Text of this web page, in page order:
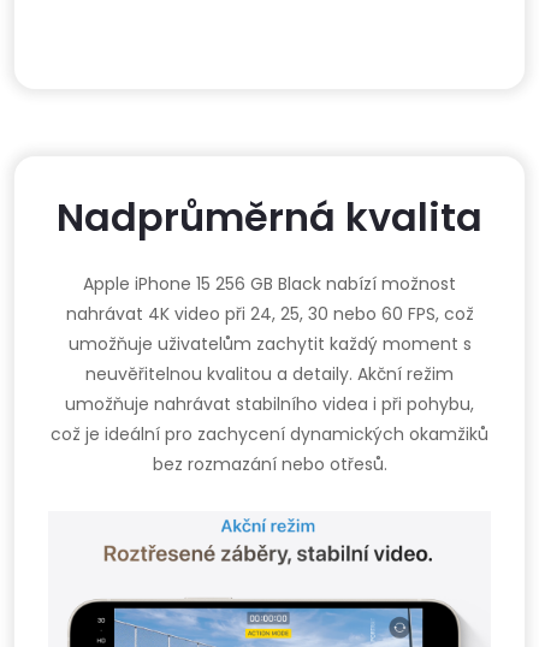
Nadprůměrná kvalita
Apple iPhone 15 256 GB Black nabízí možnost
nahrávat 4K video při 24, 25, 30 nebo 60 FPS, což
umožňuje uživatelům zachytit každý moment s
neuvěřitelnou kvalitou a detaily. Akční režim
umožňuje nahrávat stabilního videa i při pohybu,
což je ideální pro zachycení dynamických okamžiků
bez rozmazání nebo otřesů.